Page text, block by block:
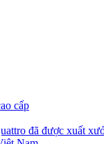
cấp
đã được xuất